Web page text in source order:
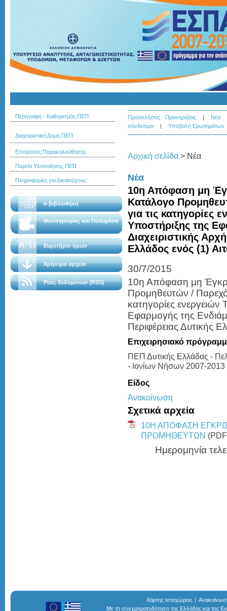
Περιγραφή - Καθορισμός ΠΕΠ
Διαχειριστική Δομή ΠΕΠ
Επιτροπές Παρακολούθησης
Πορεία Υλοποίησης ΠΕΠ
Πληροφορίες για Δικαιούχους
e-βιβλιοθήκη
Φωτογραφίες και Πολυμέσα
Ευρετήριο όρων
Χρήσιμα αρχεία
Ροές δεδομένων (RSS)
Προσκλήσεις - Προκηρύξεις | Νέα
σύνδεσμοι
| Υποβολή Ερωτημάτων
Αρχική σελίδα > Νέα
Νέα
10η Απόφαση μη
Κατάλογο
για τις κατηγορίες
Υποστήριξης της
Διαχειριστικής
Ελλάδος ενός (1)
30/7/2015
10η Απόφαση μη
Προμηθευτών /
κατηγορίες ενεργειών
Εφαρμογής της
Περιφέρειας Δυτικής
Επιχειρησιακό
ΠΕΠ Δυτικής Ελλάδας -
- Ιονίων Νήσων 2007-2013
Είδος
Ανακοίνωση
Σχετικά αρχεία
10Η ΑΠΟΦΑΣΗ
ΠΡΟΜΗΘΕΥΤΩΝ
Ημερομηνία
Χάρτης Ιστοχώρου
Με τη συγχρηματοδότηση της Ελλάδας και της